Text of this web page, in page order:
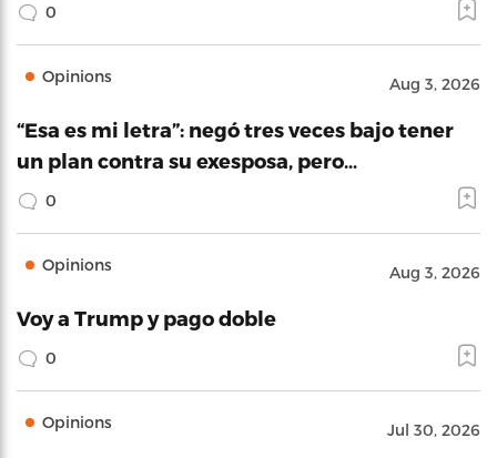
0
Opinions Aug 3, 2026
“Esa es mi letra”: negó tres veces bajo tener
un plan contra su exesposa, pero…
0
Opinions Aug 3, 2026
Voy a Trump y pago doble
0
Opinions Jul 30, 2026